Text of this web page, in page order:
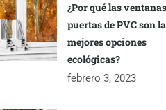
¿Por qué las
puertas de PVC son
mejores opciones
ecológicas?
febrero 3, 2023